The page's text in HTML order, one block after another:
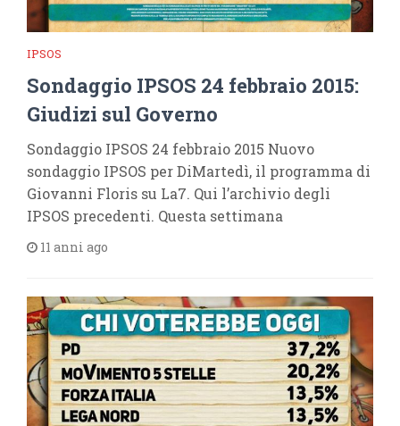
IPSOS
Sondaggio IPSOS 24 febbraio 2015:
Giudizi sul Governo
Sondaggio IPSOS 24 febbraio 2015 Nuovo
sondaggio IPSOS per DiMartedì, il programma di
Giovanni Floris su La7. Qui l’archivio degli
IPSOS precedenti. Questa settimana
11 anni ago